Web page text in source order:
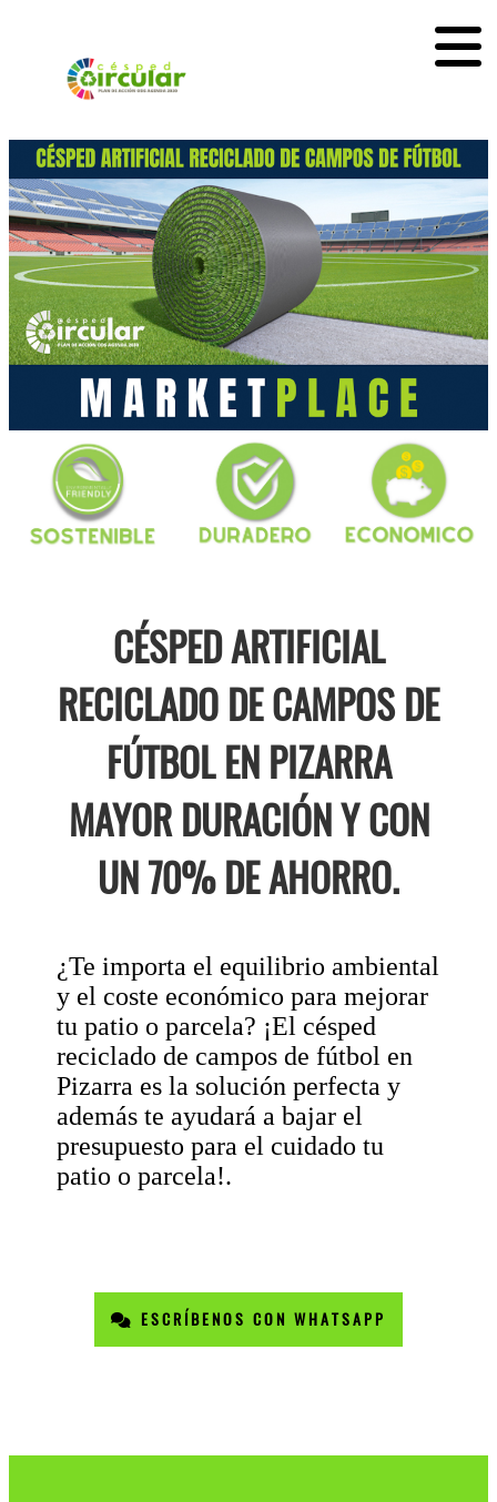
CÉSPED ARTIFICIAL
RECICLADO DE CAMPOS DE
FÚTBOL EN PIZARRA
MAYOR DURACIÓN Y CON
UN 70% DE AHORRO.
¿Te importa el equilibrio ambiental
y el coste económico para mejorar
tu patio o parcela? ¡El césped
reciclado de campos de fútbol en
Pizarra es la solución perfecta y
además te ayudará a bajar el
presupuesto para el cuidado tu
patio o parcela!.
ESCRÍBENOS CON WHATSAPP